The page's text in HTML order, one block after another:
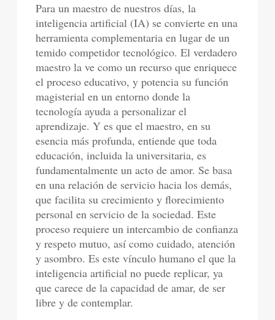
Para un maestro de nuestros días, la
inteligencia artificial (IA) se convierte en una
herramienta complementaria en lugar de un
temido competidor tecnológico. El verdadero
maestro la ve como un recurso que enriquece
el proceso educativo, y potencia su función
magisterial en un entorno donde la
tecnología ayuda a personalizar el
aprendizaje. Y es que el maestro, en su
esencia más profunda, entiende que toda
educación, incluida la universitaria, es
fundamentalmente un acto de amor. Se basa
en una relación de servicio hacia los demás,
que facilita su crecimiento y florecimiento
personal en servicio de la sociedad. Este
proceso requiere un intercambio de confianza
y respeto mutuo, así como cuidado, atención
y asombro. Es este vínculo humano el que la
inteligencia artificial no puede replicar, ya
que carece de la capacidad de amar, de ser
libre y de contemplar.